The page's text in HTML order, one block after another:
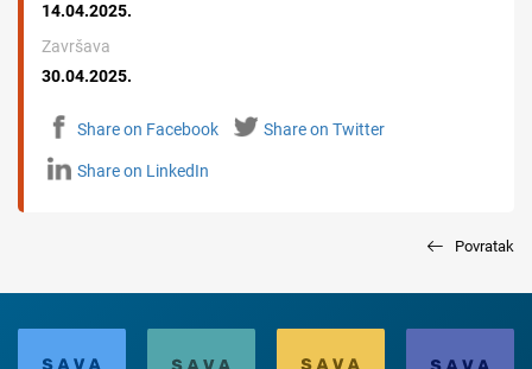
14.04.2025.
Završava
30.04.2025.
Share on Facebook Share on Twitter
Share on LinkedIn
Povratak